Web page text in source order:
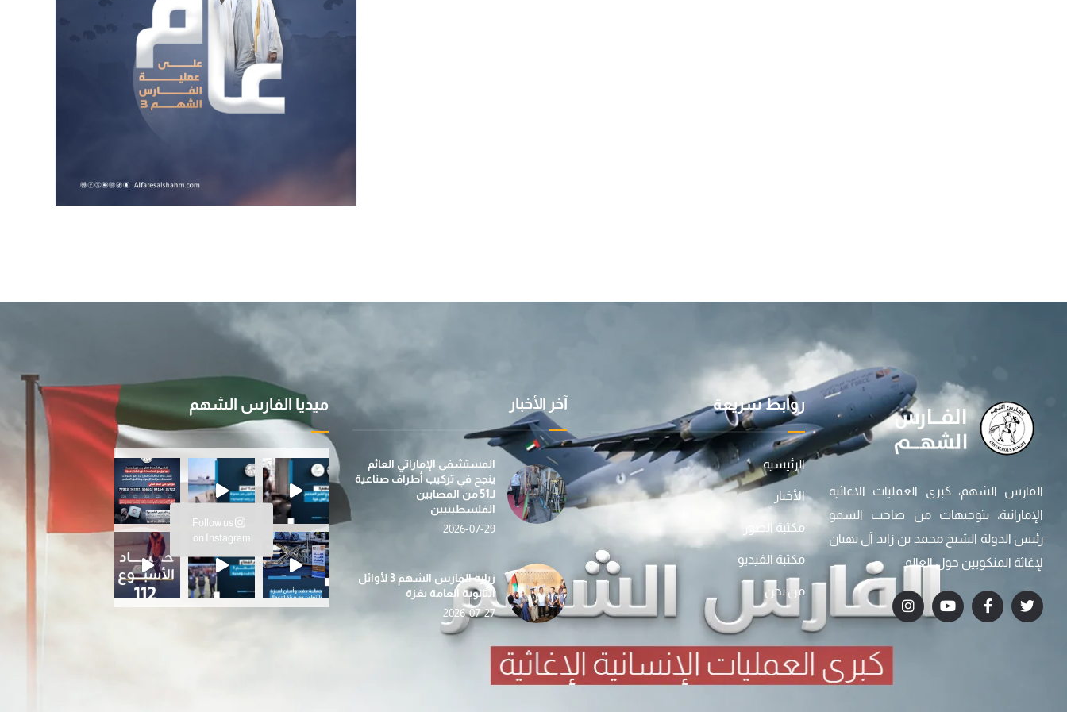
الفارس الشهم، كبرى العمليات الاغاثية
الإماراتية، بتوجيهات من صاحب السمو
رئيس الدولة الشيخ محمد بن زايد آل نهيان
لإغاثة المنكوبين حول العالم
روابط سريعة
الرئيسية
الأخبار
مكتبة الصور
مكتبة الفيديو
من نحن
آخر الأخبار
المستشفى الإماراتي العائم
ينجح في تركيب أطراف صناعية
لـ51 من المصابين
الفلسطينيين
2026-07-29
زيارة الفارس الشهم 3 لأوائل
الثانوية العامة بغزة
2026-07-27
ميديا الفارس الشهم
بمساهمة من مؤسسة صقر بن محمد القاسمي، تطلق عملية ا
عملية "الفارس الشهم 3" تسيّر إلى غزة الدفعة الأولىفي إطار جهودها الإنسانية المتواصلة…عملية الفارس ال
ضمن مبادرة “دفء ومحبة”... عملية الفارس الشهم 3، ت
حصاد الأسبوع (112) … أنشطة إغاثية ومساعدات شاملة ت
Follow us
on Instagram